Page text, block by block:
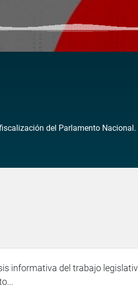
del Parlamento Nacional.
informativa del trabajo